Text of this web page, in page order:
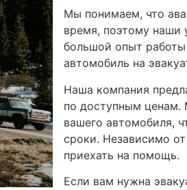
Мы понимаем, что
время, поэтому наши
большой опыт
автомобиль на
Наша компания
по доступным ценам.
вашего автомобиля,
сроки. Независимо
приехать на помощь.
Если вам нужна